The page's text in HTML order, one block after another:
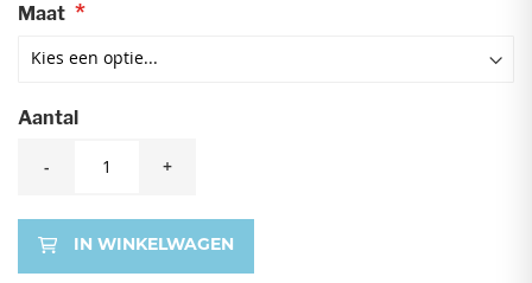
Maat
Aantal
- +
IN WINKELWAGEN